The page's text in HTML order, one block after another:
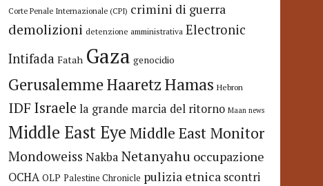
Corte Penale Internazionale (CPI) crimini di guerra
demolizioni detenzione amministrativa Electronic
Intifada Fatah Gaza genocidio
GerusalemmeHaaretzHamas Hebron
IDF Israele la grande marcia del ritorno Maan news
Middle East Eye Middle East Monitor
Mondoweiss Nakba Netanyahu occupazione
OCHA OLP Palestine Chronicle pulizia etnica scontri